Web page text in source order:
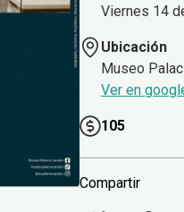
Viernes 14
Ubicación
Museo
Ver en
105
Compartir